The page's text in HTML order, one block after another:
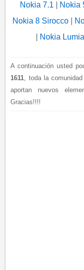
Nokia 7.1 Nokia
Nokia 8 Sirocco
Nokia
A continuación usted
1611, toda la
aportan nuevos
Gracias!!!!